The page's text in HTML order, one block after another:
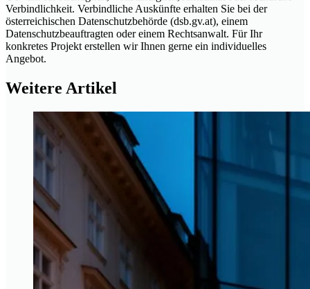
Verbindlichkeit. Verbindliche Auskünfte erhalten Sie bei der
österreichischen Datenschutzbehörde (dsb.gv.at), einem
Datenschutzbeauftragten oder einem Rechtsanwalt. Für Ihr
konkretes Projekt erstellen wir Ihnen gerne ein individuelles
Angebot.
Weitere Artikel